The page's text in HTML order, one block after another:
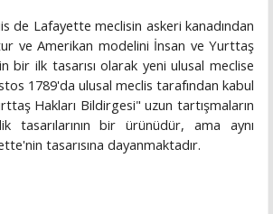
de Lafayette meclisin askeri kanadından
ve Amerikan modelini İnsan ve Yurttaş
bir ilk tasarısı olarak yeni ulusal meclise
1789'da ulusal meclis tarafından kabul
Hakları Bildirgesi" uzun tartışmaların
tasarılarının bir ürünüdür, ama aynı
tasarısına dayanmaktadır.